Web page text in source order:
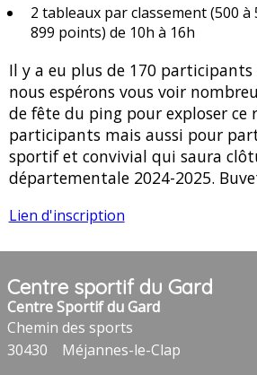
2 tableaux par classement (500
899 points) de 10h à 16h
Il y a eu plus de 170
nous espérons vous voir
de fête du ping pour exploser ce
participants mais aussi pour
sportif et convivial qui saura
départementale 2024-2025.
Lien d'inscription
Centre sportif du Gard
Centre Sportif du Gard
Chemin des sports
30430
Méjannes-le-Clap